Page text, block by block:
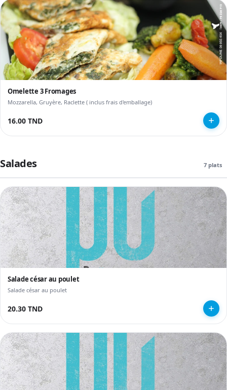
Omelette 3 Fromages
Mozzarella, Gruyère, Raclette ( inclus frais d'emballage)
16.00 TND
Salades 7 plats
Salade césar au poulet
Salade césar au poulet
20.30 TND